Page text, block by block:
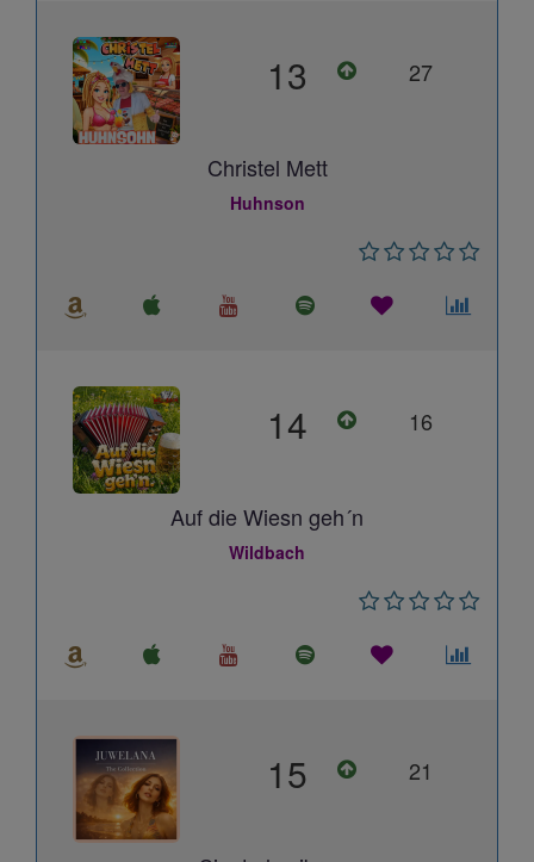
13 27
Christel Mett
Huhnson
14 16
Auf die Wiesn geh´n
Wildbach
15 21